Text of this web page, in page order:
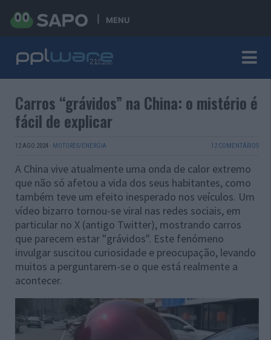
MENU
Carros “grávidos” na China: o mistério é
fácil de explicar
12 AGO 2024 · MOTORES/ENERGIA 12 COMENTÁRIOS
A China vive atualmente uma onda de calor extremo
que não só afetou a vida dos seus habitantes, como
também teve um efeito inesperado nos veículos. Um
vídeo bizarro tornou-se viral nas redes sociais, em
particular no X (antigo Twitter), mostrando carros
que parecem estar "grávidos". Este fenómeno
invulgar suscitou curiosidade e preocupação, levando
muitos a perguntarem-se o que está realmente a
acontecer.